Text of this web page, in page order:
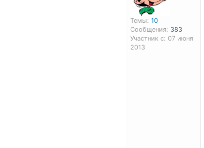
Темы: 10
Сообщения: 383
Участник с: 07 июня
2013